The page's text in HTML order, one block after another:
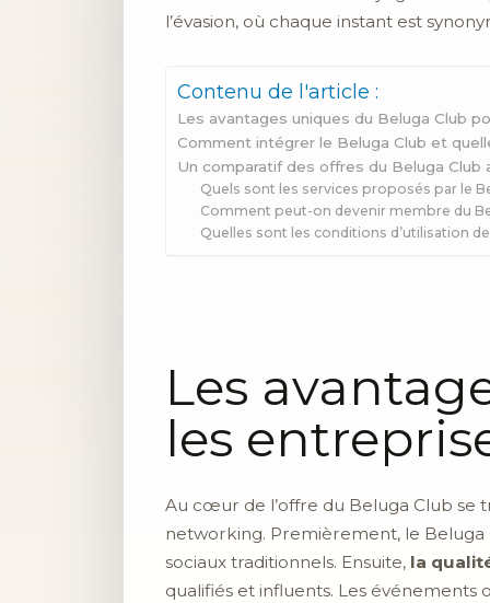
l’évasion, où chaque instant est
Contenu de l'article :
Les avantages uniques du Beluga Club
Comment intégrer le Beluga Club et
Un comparatif des offres du Beluga Club
Quels sont les services proposés par le
Comment peut-on devenir membre du
Quelles sont les conditions d’utilisation
Les
les
Au cœur de l’offre du Beluga Club se
networking. Premièrement, le
sociaux traditionnels. Ensuite, la
qualifiés et influents. Les événements